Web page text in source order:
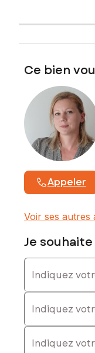
Contactez votre
Tél. :
- Agent
numéro 919 095
Ce bien
Appeler
Voir ses autres
Je
Indiquez votre
Indiquez votre
E-mail